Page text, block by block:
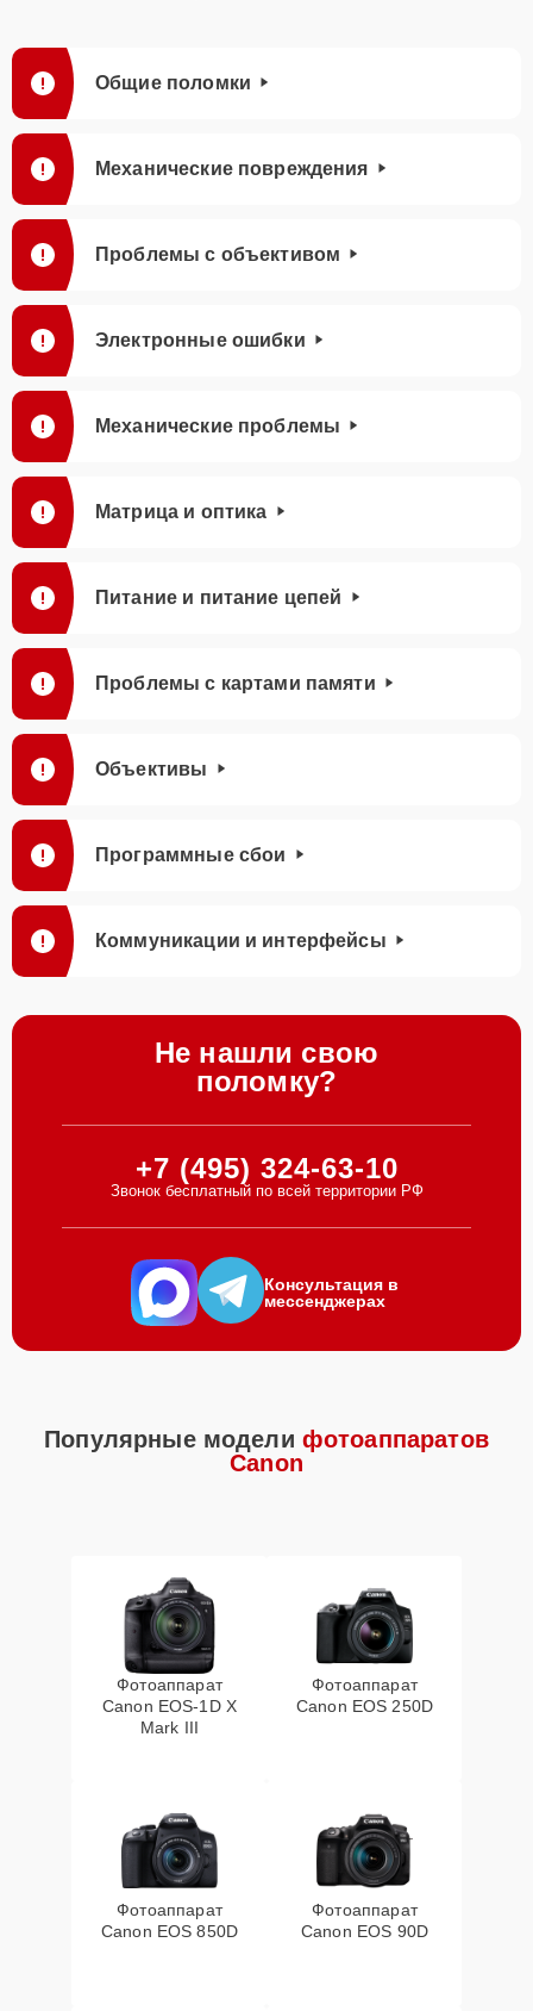
Общие поломки
Механические повреждения
Проблемы с объективом
Электронные ошибки
Механические проблемы
Матрица и оптика
Питание и питание цепей
Проблемы с картами памяти
Объективы
Программные сбои
Коммуникации и интерфейсы
Не нашли свою
поломку?
+7 (495) 324-63-10
Звонок бесплатный по всей территории РФ
Консультация в
мессенджерах
Популярные модели фотоаппаратов
Canon
Фотоаппарат
Canon EOS‑1D X
Mark III
Фотоаппарат
Canon EOS 250D
Фотоаппарат
Canon EOS 850D
Фотоаппарат
Canon EOS 90D